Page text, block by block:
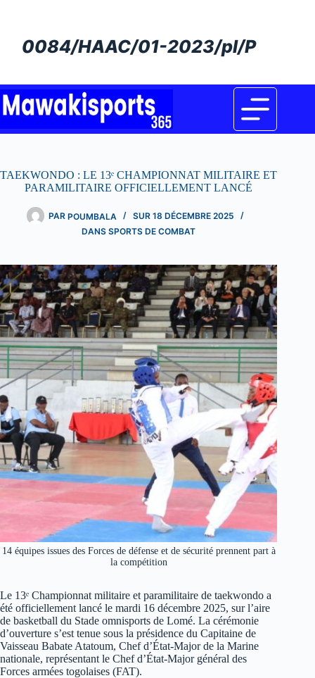
0084/HAAC/01-2023/pl/P
TAEKWONDO : LE 13ᵉ CHAMPIONNAT MILITAIRE ET
PARAMILITAIRE OFFICIELLEMENT LANCÉ
PAR POUMBALA SUR 18 DÉCEMBRE 2025
DANS SPORTS DE COMBAT
14 équipes issues des Forces de défense et de sécurité prennent part à
la compétition
Le 13ᵉ Championnat militaire et paramilitaire de taekwondo a
été officiellement lancé le mardi 16 décembre 2025, sur l’aire
de basketball du Stade omnisports de Lomé. La cérémonie
d’ouverture s’est tenue sous la présidence du Capitaine de
Vaisseau Babate Atatoum, Chef d’État-Major de la Marine
nationale, représentant le Chef d’État-Major général des
Forces armées togolaises (FAT).